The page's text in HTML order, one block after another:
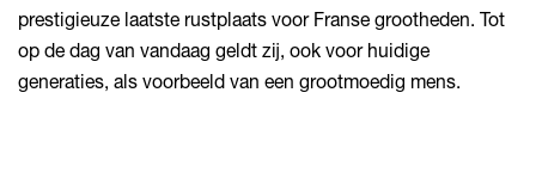
prestigieuze laatste rustplaats voor Franse grootheden. Tot
op de dag van vandaag geldt zij, ook voor huidige
generaties, als voorbeeld van een grootmoedig mens.